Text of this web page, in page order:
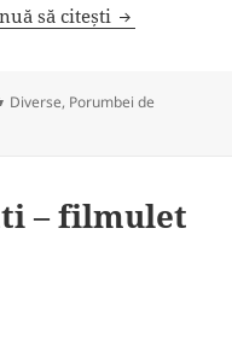
să citești Titlul de
Categorii
Diverse, Porumbei de
– filmulet